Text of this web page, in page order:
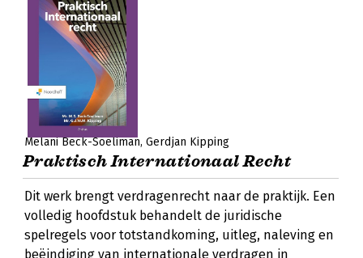
Melani Beck-Soeliman Gerdjan Kipping
Praktisch Internationaal Recht
Dit werk brengt verdragenrecht naar de praktijk. Een
volledig hoofdstuk behandelt de juridische
spelregels voor totstandkoming, uitleg, naleving en
beëindiging van internationale verdragen in